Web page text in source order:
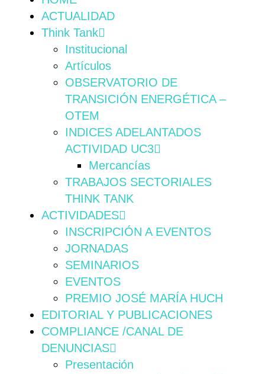
ACTUALIDAD
Think Tank
Institucional
Artículos
OBSERVATORIO DE
TRANSICIÓN ENERGÉTICA –
OTEM
INDICES ADELANTADOS
ACTIVIDAD UC3
Mercancías
TRABAJOS SECTORIALES
THINK TANK
ACTIVIDADES
INSCRIPCIÓN A EVENTOS
JORNADAS
SEMINARIOS
EVENTOS
PREMIO JOSÉ MARÍA HUCH
EDITORIAL Y PUBLICACIONES
COMPLIANCE /CANAL DE
DENUNCIAS
Presentación